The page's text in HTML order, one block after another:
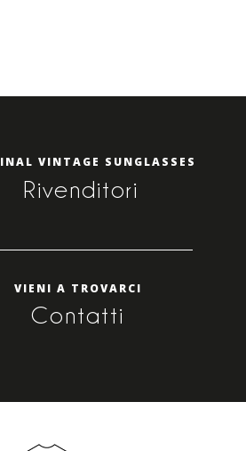
VINTAGE SUNGLASSES
Rivenditori
VIENI A TROVARCI
Contatti